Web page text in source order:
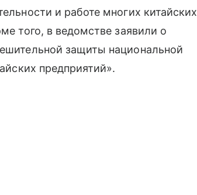
и работе многих китайских
того, в ведомстве заявили о
защиты национальной
предприятий».